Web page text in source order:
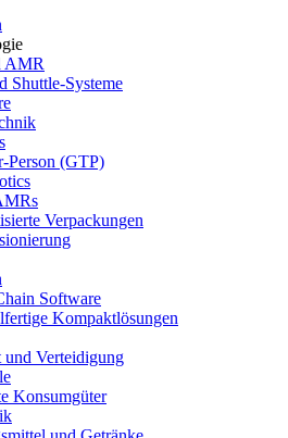
AMR
Shuttle-Systeme
Person (GTP)
Verpackungen
Software
Kompaktlösungen
Verteidigung
Konsumgüter